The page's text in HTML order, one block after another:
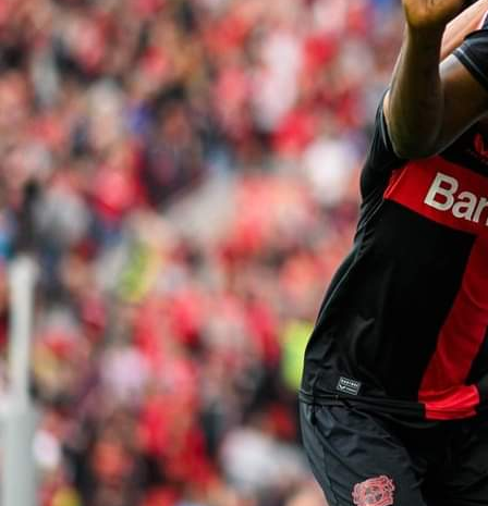
NEMA PRAŠTANJA
17:49, 05.05.2020
Njemački prvoligaš suspendirao igrača
zbog spornog videa iz svlačionice
Autor:
BHFudbal.ba
17:49, 05.05.2020